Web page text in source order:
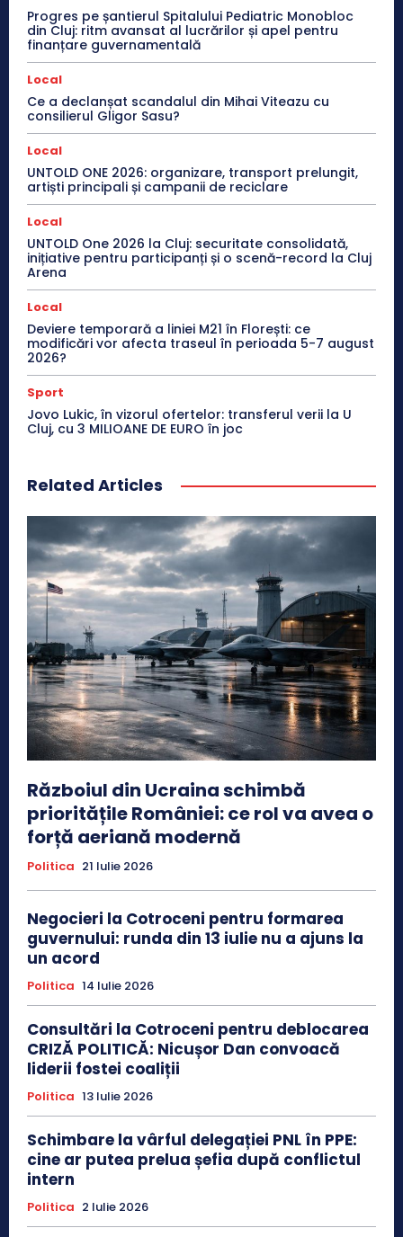
Progres pe șantierul Spitalului Pediatric Monobloc
din Cluj: ritm avansat al lucrărilor și apel pentru
finanțare guvernamentală
Local
Ce a declanșat scandalul din Mihai Viteazu cu
consilierul Gligor Sasu?
Local
UNTOLD ONE 2026: organizare, transport prelungit,
artiști principali și campanii de reciclare
Local
UNTOLD One 2026 la Cluj: securitate consolidată,
inițiative pentru participanți și o scenă-record la Cluj
Arena
Local
Deviere temporară a liniei M21 în Florești: ce
modificări vor afecta traseul în perioada 5-7 august
2026?
Sport
Jovo Lukic, în vizorul ofertelor: transferul verii la U
Cluj, cu 3 MILIOANE DE EURO în joc
Related Articles
Războiul din Ucraina schimbă
prioritățile României: ce rol va avea o
forță aeriană modernă
Politica 21 Iulie 2026
Negocieri la Cotroceni pentru formarea
guvernului: runda din 13 iulie nu a ajuns la
un acord
Politica 14 Iulie 2026
Consultări la Cotroceni pentru deblocarea
CRIZĂ POLITICĂ: Nicușor Dan convoacă
liderii fostei coaliții
Politica 13 Iulie 2026
Schimbare la vârful delegației PNL în PPE:
cine ar putea prelua șefia după conflictul
intern
Politica 2 Iulie 2026